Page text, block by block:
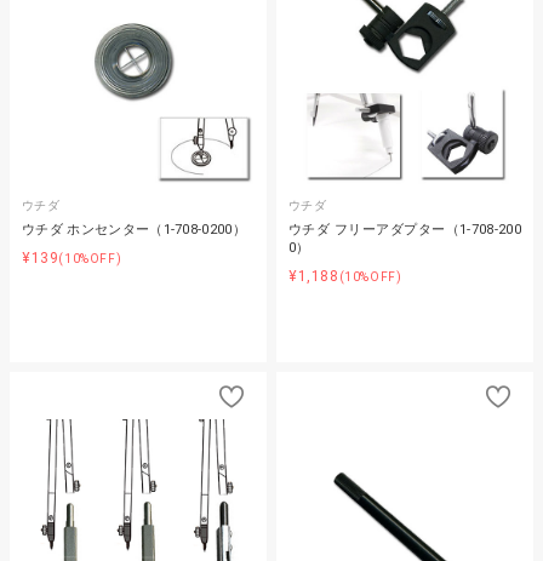
ウチダ
ウチダ ホンセンター（1-708-0200）
¥139(10%OFF)
ウチダ
ウチダ フリーアダプター（1-708-200
0）
¥1,188 (10%OFF)